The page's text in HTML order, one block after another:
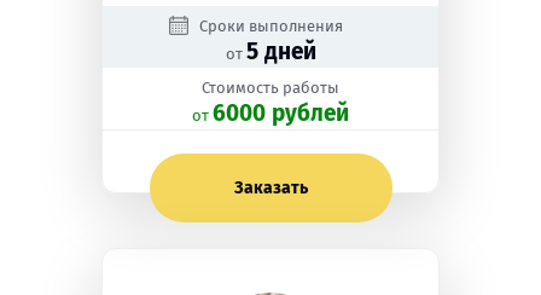
Сроки выполнения
от 5 дней
Стоимость работы
oт 6000 рублей
Заказать